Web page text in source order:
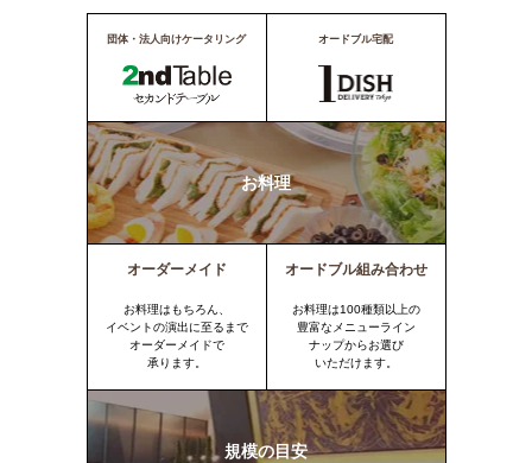
団体・法人向けケータリング オードブル宅配
お料理
オーダーメイド
お料理はもちろん、
イベントの演出に至るまで
オーダーメイドで
承ります。
オードブル組み合わせ
お料理は100種類以上の
豊富なメニューライン
ナップからお選び
いただけます。
規模の目安